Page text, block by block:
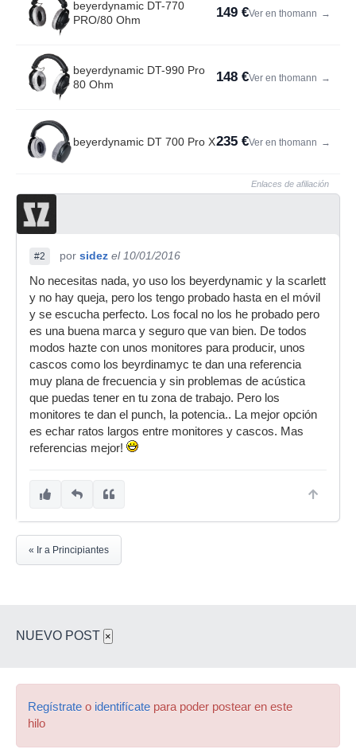
beyerdynamic DT-770
PRO/80 Ohm
149 €Ver en thomann →
beyerdynamic DT-990 Pro
80 Ohm
148 €Ver en thomann →
beyerdynamic DT 700 Pro X235 €Ver en thomann →
Enlaces de afiliación
#2 por sidez el 10/01/2016
No necesitas nada, yo uso los beyerdynamic y la scarlett
y no hay queja, pero los tengo probado hasta en el móvil
y se escucha perfecto. Los focal no los he probado pero
es una buena marca y seguro que van bien. De todos
modos hazte con unos monitores para producir, unos
cascos como los beyrdinamyc te dan una referencia
muy plana de frecuencia y sin problemas de acústica
que puedas tener en tu zona de trabajo. Pero los
monitores te dan el punch, la potencia.. La mejor opción
es echar ratos largos entre monitores y cascos. Mas
referencias mejor!
« Ir a Principiantes
NUEVO POST ×
Regístrate o identifícate para poder postear en este
hilo